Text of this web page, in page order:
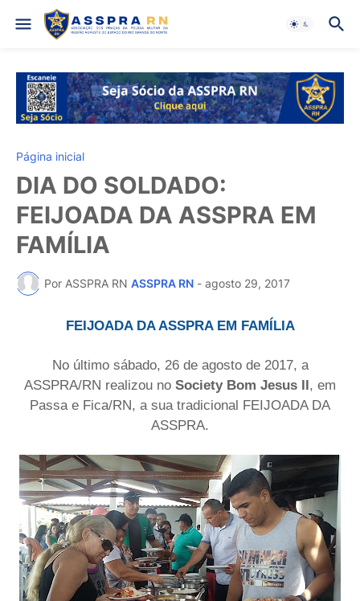
Página inicial
DIA DO SOLDADO:
FEIJOADA DA ASSPRA EM
FAMÍLIA
Por ASSPRA RN ASSPRA RN - agosto 29, 2017
FEIJOADA DA ASSPRA EM FAMÍLIA
No último sábado, 26 de agosto de 2017, a
ASSPRA/RN realizou no Society Bom Jesus II, em
Passa e Fica/RN, a sua tradicional FEIJOADA DA
ASSPRA.